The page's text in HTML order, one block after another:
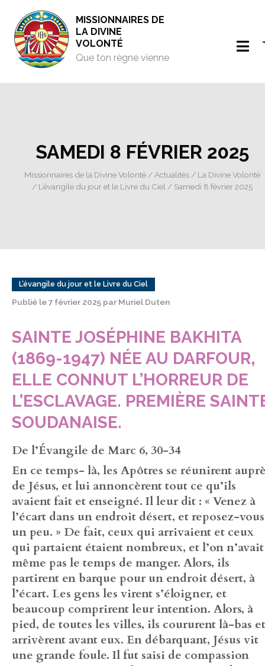
MISSIONNAIRES DE
LA DIVINE
VOLONTÉ
Que ton règne vienne
SAMEDI 8 FÉVRIER 2025
Missionnaires de la Divine Volonté/ Actualités/ La Divine Volonté
/ L’évangile du jour et le Livre du Ciel / Samedi 8 février 2025
L’évangile du jour et le Livre du Ciel
Publié le 7 février 2025 par Muriel Duten
SAINTE JOSÉPHINE BAKHITA
(1869-1947) NÉE AU DARFOUR,
ELLE CONNUT L’HORREUR DE
L’ESCLAVAGE. PREMIÈRE
SOUDANAISE.
De l’Évangile de Marc 6, 30-34
En ce temps- là, les Apôtres se réunirent
de Jésus, et lui annoncèrent tout ce qu’ils
avaient fait et enseigné. Il leur dit : « Venez à
l’écart dans un endroit désert, et reposez-vous
un peu. » De fait, ceux qui arrivaient et ceux
qui partaient étaient nombreux, et l’on n’avait
même pas le temps de manger. Alors, ils
partirent en barque pour un endroit désert, à
l’écart. Les gens les virent s’éloigner, et
beaucoup comprirent leur intention. Alors, à
pied, de toutes les villes, ils coururent là-bas et
arrivèrent avant eux. En débarquant, Jésus vit
une grande foule. Il fut saisi de compassion